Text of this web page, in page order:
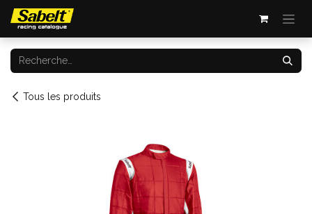
Se rendre au contenu
Tous les produits